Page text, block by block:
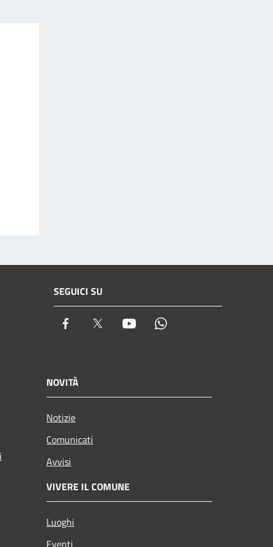
SEGUICI SU
Facebook Twitter Youtube
NOVITÀ
Notizie
Comunicati
Avvisi
VIVERE IL COMUNE
Luoghi
Eventi